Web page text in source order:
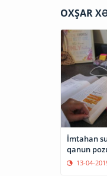
OXŞAR
İmtahan
qanun
13-04-